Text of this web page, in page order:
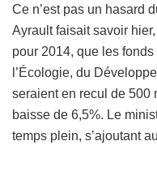
Ce n’est pas un hasard
Ayrault faisait savoir
pour 2014, que les
l’Écologie, du
seraient en recul de 500
baisse de 6,5%. Le
temps plein, s’ajoutant